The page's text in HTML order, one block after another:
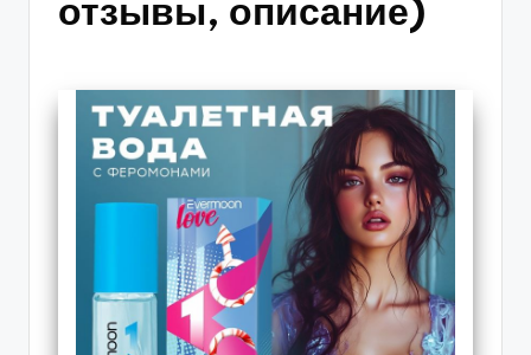
отзывы, описание)